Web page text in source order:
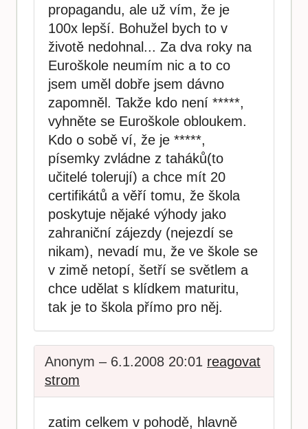
propagandu, ale už vím, že je
100x lepší. Bohužel bych to v
životě nedohnal... Za dva roky na
Euroškole neumím nic a to co
jsem uměl dobře jsem dávno
zapomněl. Takže kdo není *****,
vyhněte se Euroškole obloukem.
Kdo o sobě ví, že je *****,
písemky zvládne z taháků(to
učitelé tolerují) a chce mít 20
certifikátů a věří tomu, že škola
poskytuje nějaké výhody jako
zahraniční zájezdy (nejezdí se
nikam), nevadí mu, že ve škole se
v zimě netopí, šetří se světlem a
chce udělat s klídkem maturitu,
tak je to škola přímo pro něj.
Anonym – 6.1.2008 20:01 reagovat
strom
zatim celkem v pohodě, hlavně